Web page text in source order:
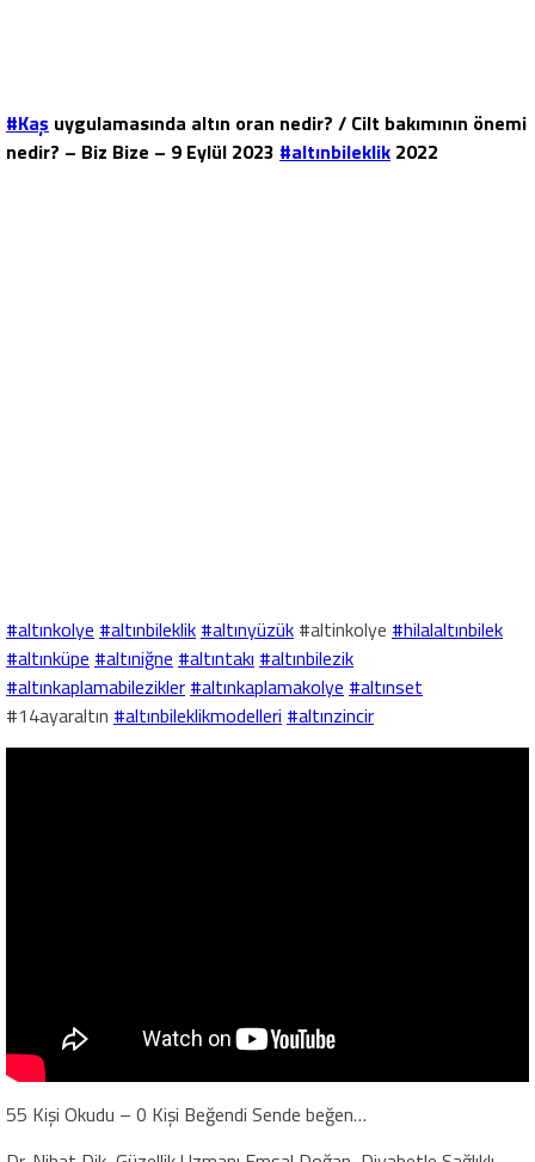
#Kaş uygulamasında altın oran nedir? / Cilt bakımının önemi
nedir? – Biz Bize – 9 Eylül 2023 #altınbileklik 2022
#altınkolye #altınbileklik #altınyüzük #altinkolye #hilalaltınbilek
#altınküpe #altıniğne #altıntakı #altınbilezik
#altınkaplamabilezikler #altınkaplamakolye #altınset
#14ayaraltın #altınbileklikmodelleri #altınzincir
55 Kişi Okudu – 0 Kişi Beğendi Sende beğen…